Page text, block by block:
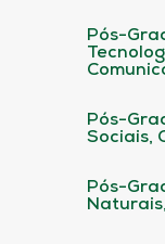
Pós-
Pós-
Sociais,
Pós-